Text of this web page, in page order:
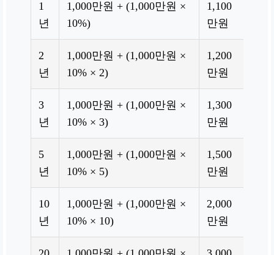
1
년
1,000만원 + (1,000만원 ×
10%)
1,100
만원
2
년
1,000만원 + (1,000만원 ×
10% × 2)
1,200
만원
3
년
1,000만원 + (1,000만원 ×
10% × 3)
1,300
만원
5
년
1,000만원 + (1,000만원 ×
10% × 5)
1,500
만원
10
년
1,000만원 + (1,000만원 ×
10% × 10)
2,000
만원